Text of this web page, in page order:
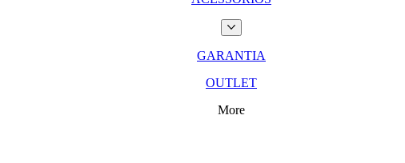
GARANTIA
OUTLET
More